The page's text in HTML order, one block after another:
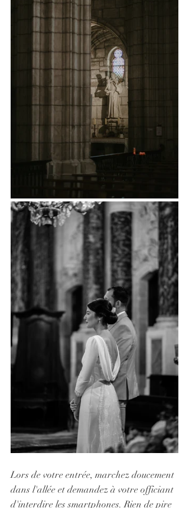
Lors de votre entrée, marchez doucement
dans l'allée et demandez à votre officiant
d'interdire les smartphones. Rien de pire